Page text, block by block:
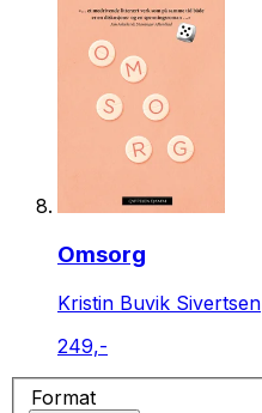
Omsorg
Kristin Buvik Sivertsen
249,-
Format